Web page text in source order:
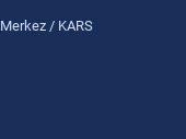
/ KARS